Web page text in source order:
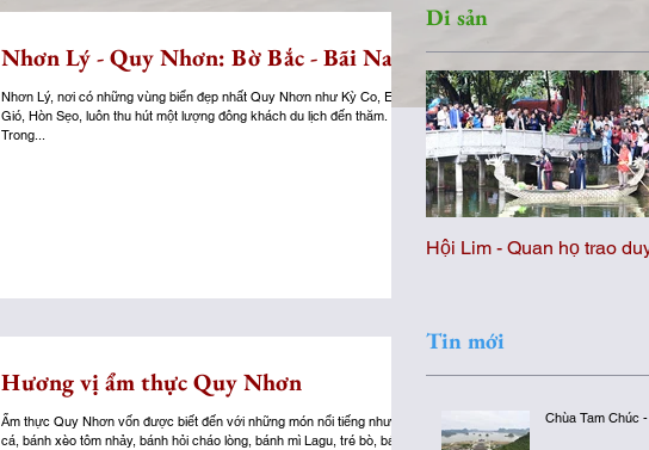
Nhơn Lý - Quy Nhơn: Bờ Bắc - Bãi Nam
Nhơn Lý, nơi có những vùng biển đẹp nhất Quy Nhơn như Kỳ Co, Eo
Gió, Hòn Sẹo, luôn thu hút một lượng đông khách du lịch đến thăm.
Trong...
Hương vị ẩm thực Quy Nhơn
Ẩm thực Quy Nhơn vốn được biết đến với những món nổi tiếng như bún
cá, bánh xèo tôm nhảy, bánh hỏi cháo lòng, bánh mì Lagu, tré bò, bánh...
Di sản
Hội Lim - Quan họ trao
Tin mới
Chùa Tam Chúc -